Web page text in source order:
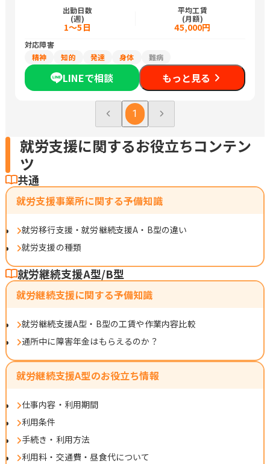
出勤日数
(週)
1～5日
平均工賃
(月額)
45,000円
対応障害
精神
知的 発達 身体 難病
LINEで相談 もっと見る
1
就労支援に関するお役立ちコンテン
ツ
共通
就労支援事業所に関する予備知識
就労移行支援・就労継続支援A・B型の違い
就労支援の種類
就労継続支援A型/B型
就労継続支援に関する予備知識
就労継続支援A型・B型の工賃や作業内容比較
通所中に障害年金はもらえるのか？
就労継続支援A型のお役立ち情報
仕事内容・利用期間
利用条件
手続き・利用方法
利用料・交通費・昼食代について